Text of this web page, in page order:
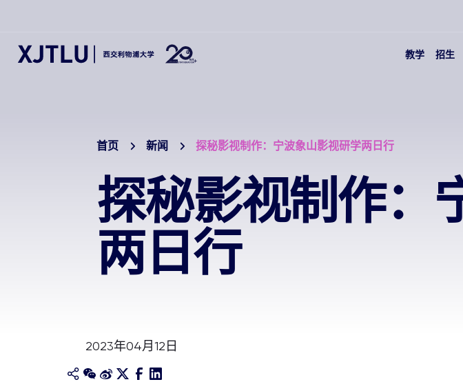
教学 招生
首页 新闻 探秘影视制作：宁波象山影视研学两日行
探秘影视制作：
两日行
2023年04月12日